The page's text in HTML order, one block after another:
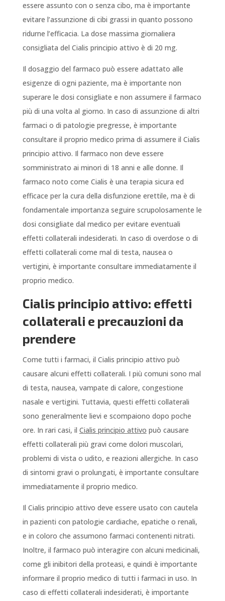
essere assunto con o senza cibo, ma è importante
evitare l’assunzione di cibi grassi in quanto possono
ridurne l’efficacia. La dose massima giornaliera
consigliata del Cialis principio attivo è di 20 mg.
Il dosaggio del farmaco può essere adattato alle
esigenze di ogni paziente, ma è importante non
superare le dosi consigliate e non assumere il farmaco
più di una volta al giorno. In caso di assunzione di altri
farmaci o di patologie pregresse, è importante
consultare il proprio medico prima di assumere il Cialis
principio attivo. Il farmaco non deve essere
somministrato ai minori di 18 anni e alle donne. Il
farmaco noto come Cialis è una terapia sicura ed
efficace per la cura della disfunzione erettile, ma è di
fondamentale importanza seguire scrupolosamente le
dosi consigliate dal medico per evitare eventuali
effetti collaterali indesiderati. In caso di overdose o di
effetti collaterali come mal di testa, nausea o
vertigini, è importante consultare immediatamente il
proprio medico.
Cialis principio attivo: effetti
collaterali e precauzioni da
prendere
Come tutti i farmaci, il Cialis principio attivo può
causare alcuni effetti collaterali. I più comuni sono mal
di testa, nausea, vampate di calore, congestione
nasale e vertigini. Tuttavia, questi effetti collaterali
sono generalmente lievi e scompaiono dopo poche
ore. In rari casi, il Cialis principio attivo può causare
effetti collaterali più gravi come dolori muscolari,
problemi di vista o udito, e reazioni allergiche. In caso
di sintomi gravi o prolungati, è importante consultare
immediatamente il proprio medico.
Il Cialis principio attivo deve essere usato con cautela
in pazienti con patologie cardiache, epatiche o renali,
e in coloro che assumono farmaci contenenti nitrati.
Inoltre, il farmaco può interagire con alcuni medicinali,
come gli inibitori della proteasi, e quindi è importante
informare il proprio medico di tutti i farmaci in uso. In
caso di effetti collaterali indesiderati, è importante